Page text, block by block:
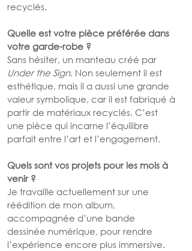
recyclés.
Quelle est votre pièce préférée dans
votre garde-robe ?
Sans hésiter, un manteau créé par
Under the Sign. Non seulement il est
esthétique, mais il a aussi une grande
valeur symbolique, car il est fabriqué à
partir de matériaux recyclés. C’est
une pièce qui incarne l’équilibre
parfait entre l’art et l’engagement.
Quels sont vos projets pour les mois à
venir ?
Je travaille actuellement sur une
réédition de mon album,
accompagnée d’une bande
dessinée numérique, pour rendre
l’expérience encore plus immersive.